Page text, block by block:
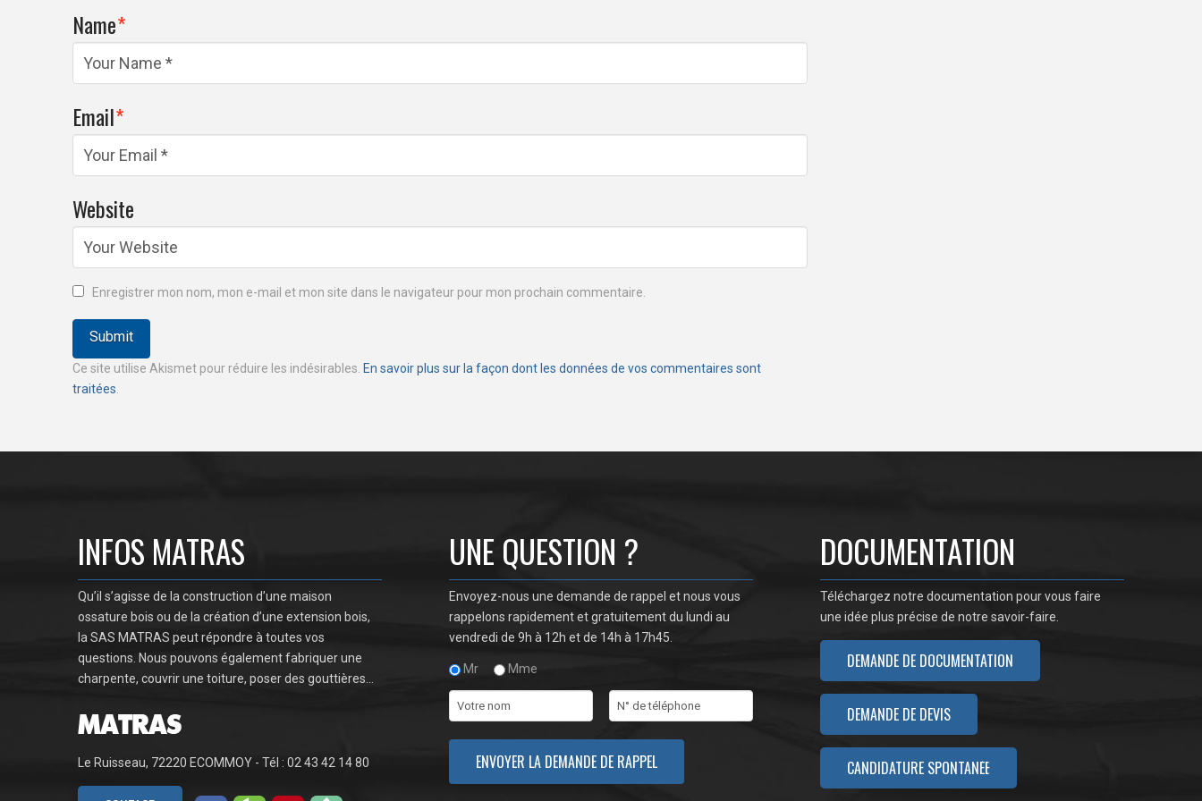
Name*
Email*
Website
Enregistrer mon nom, mon e-mail et mon site dans le navigateur pour mon prochain commentaire.
Ce site utilise Akismet pour réduire les indésirables. En savoir plus sur la façon dont les données de vos commentaires sont
traitées
INFOS MATRAS
Qu’il s’agisse de la construction d’une maison
ossature bois ou de la création d’une extension bois,
la SAS MATRAS peut répondre à toutes vos
questions. Nous pouvons également fabriquer une
charpente, couvrir une toiture, poser des gouttières…
Le Ruisseau, 72220 ECOMMOY - Tél : 02 43 42 14 80
UNE QUESTION ?
Envoyez-nous une demande de rappel et nous vous
rappelons rapidement et gratuitement du lundi au
vendredi de 9h à 12h et de 14h à 17h45.
Mr Mme
DOCUMENTATION
Téléchargez notre documentation pour vous faire
une idée plus précise de notre savoir-faire.
DEMANDE DE DOCUMENTATION
DEMANDE DE DEVIS
CANDIDATURE SPONTANÉE